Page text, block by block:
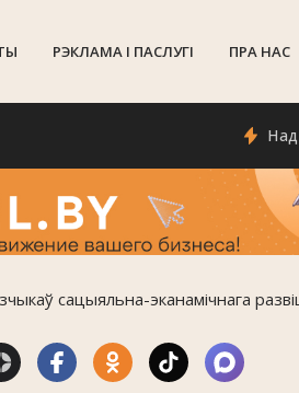
РЭКЛАМА I ПАСЛУГI ПРА НАС
Надвор'е
сацыяльна-эканамічнага